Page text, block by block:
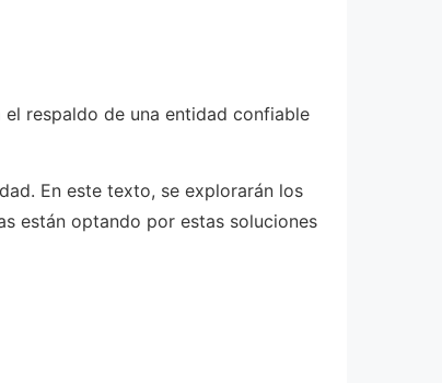
respaldo de una entidad confiable
En este texto, se explorarán los
están optando por estas soluciones